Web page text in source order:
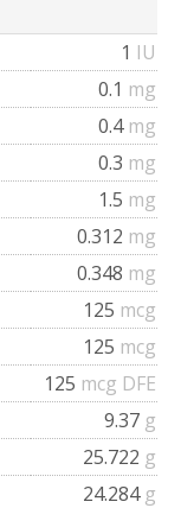
1 IU
0.1 mg
0.4 mg
0.3 mg
1.5 mg
0.312 mg
0.348 mg
125 mcg
125 mcg
125 mcg DFE
9.37 g
25.722 g
24.284 g